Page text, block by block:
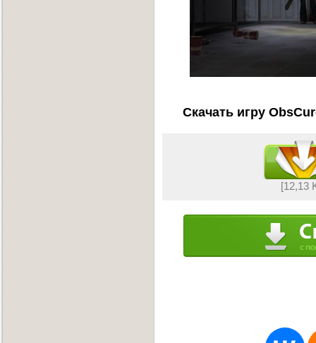
Скачать игру
[12,13